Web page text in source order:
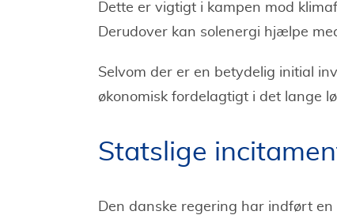
Dette er vigtigt i kampen mod
Derudover kan solenergi hjælpe
Selvom der er en betydelig initial
økonomisk fordelagtigt i det lange
Statslige
Den danske regering har indført